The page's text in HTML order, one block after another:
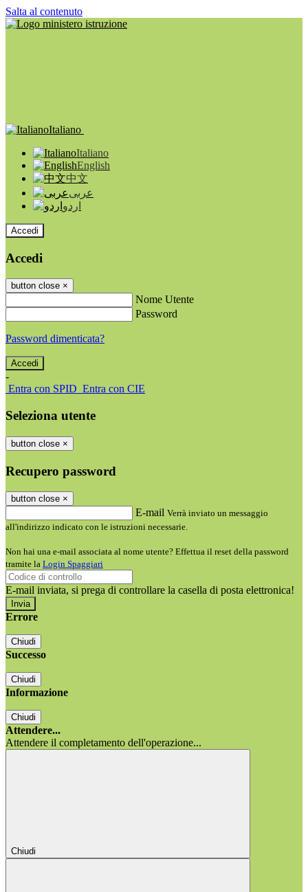
Salta al contenuto
Italiano
Italiano
English
中文
عربى
اردو
Accedi
Accedi
button close ×
Nome Utente
Password
Password dimenticata?
-
Entra con SPID Entra con CIE
Seleziona utente
button close ×
Recupero password
button close ×
E-mail Verrà inviato un messaggio
all'indirizzo indicato con le istruzioni necessarie.
Non hai una e-mail associata al nome utente? Effettua il reset della password
tramite la Login Spaggiari
E-mail inviata, si prega di controllare la casella di posta elettronica!
Errore
Chiudi
Successo
Chiudi
Informazione
Chiudi
Attendere...
Attendere il completamento dell'operazione...
Chiudi